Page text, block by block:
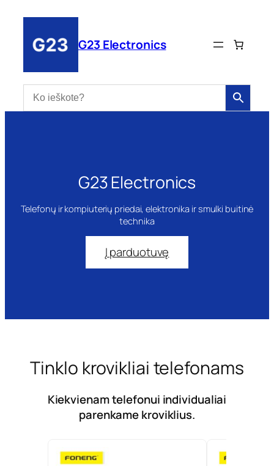
turinio
G23 Electronics
G23 Electronics
Telefonų ir kompiuterių priedai, elektronika ir smulki buitinė
technika
Į parduotuvę
Tinklo krovikliai telefonams
Kiekvienam telefonui individualiai
parenkame kroviklius.